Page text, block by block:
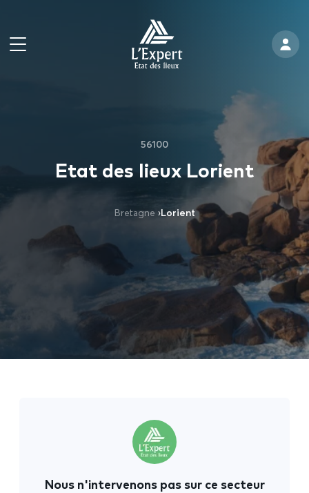
56100
Etat des lieux Lorient
Bretagne ›Lorient
Nous n'intervenons pas sur ce secteur